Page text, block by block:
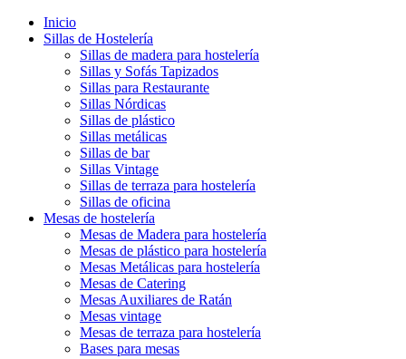
Inicio
Sillas de Hostelería
Sillas de madera para hostelería
Sillas y Sofás Tapizados
Sillas para Restaurante
Sillas Nórdicas
Sillas de plástico
Sillas metálicas
Sillas de bar
Sillas Vintage
Sillas de terraza para hostelería
Sillas de oficina
Mesas de hostelería
Mesas de Madera para hostelería
Mesas de plástico para hostelería
Mesas Metálicas para hostelería
Mesas de Catering
Mesas Auxiliares de Ratán
Mesas vintage
Mesas de terraza para hostelería
Bases para mesas